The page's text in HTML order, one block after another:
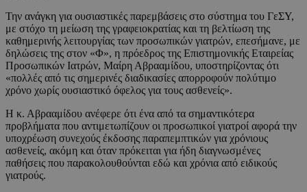
Την ανάγκη για ουσιαστικές παρεμβάσεις στο σύστημα του ΓεΣΥ,
με στόχο τη μείωση της γραφειοκρατίας και τη βελτίωση της
καθημερινής λειτουργίας των προσωπικών γιατρών, επεσήμανε, με
δηλώσεις της στον «Φ», η πρόεδρος της Επιστημονικής Εταιρείας
Προσωπικών Ιατρών, Μαίρη Αβρααμίδου, υποστηρίζοντας ότι
«πολλές από τις σημερινές διαδικασίες απορροφούν πολύτιμο
χρόνο χωρίς ουσιαστικό όφελος για τους ασθενείς».
Η κ. Αβρααμίδου ανέφερε ότι ένα από τα σημαντικότερα
προβλήματα που αντιμετωπίζουν οι προσωπικοί γιατροί αφορά την
υποχρέωση συνεχούς έκδοσης παραπεμπτικών για χρόνιους
ασθενείς, ακόμη και όταν πρόκειται για ήδη διαγνωσμένες
παθήσεις που παρακολουθούνται εδώ και χρόνια από ειδικούς
γιατρούς.